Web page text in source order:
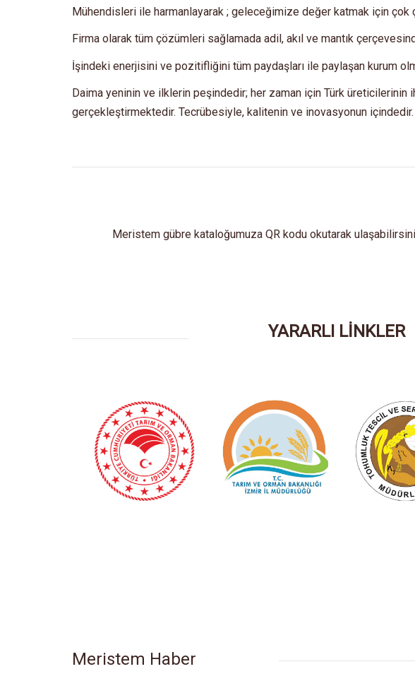
Mühendisleri ile harmanlayarak ; geleceğimize değer katmak için çok
Firma olarak tüm çözümleri sağlamada adil, akıl ve mantık
İşindeki enerjisini ve pozitifliğini tüm paydaşları ile paylaşan kurum
Daima yeninin ve ilklerin peşindedir; her zaman için Türk
gerçekleştirmektedir. Tecrübesiyle, kalitenin ve inovasyonun içindedir.
Meristem gübre kataloğumuza QR kodu okutarak
YARARLI LİNKLER
Meristem Haber